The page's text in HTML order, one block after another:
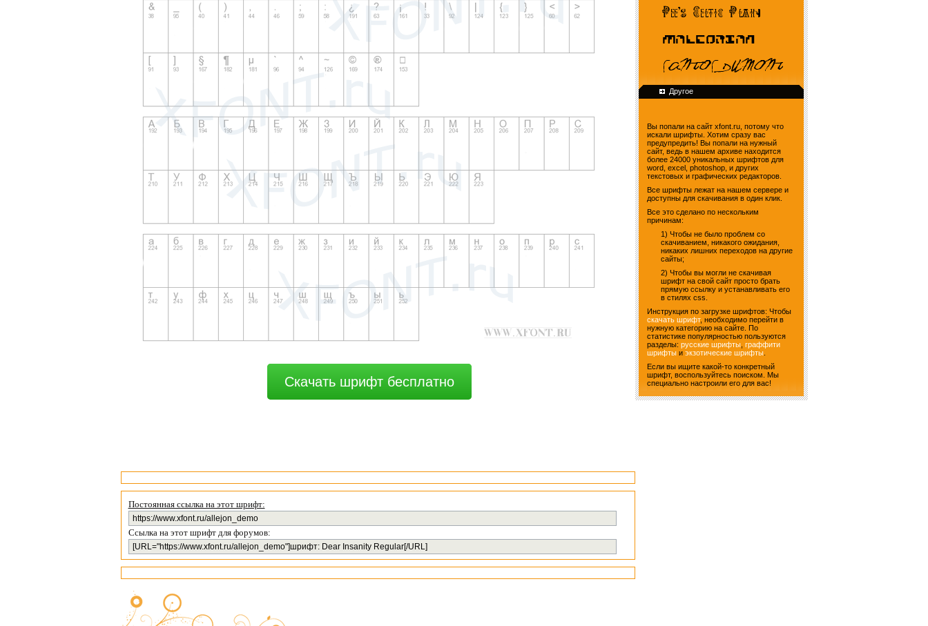
Скачать шрифт бесплатно
Постоянная ссылка на этот шрифт:
Ссылка на этот шрифт для форумов:
Другое
Вы попали на сайт xfont.ru, потому что
искали шрифты. Хотим сразу вас
предупредить! Вы попали на нужный
сайт, ведь в нашем архиве находится
более 24000 уникальных шрифтов для
word, excel, photoshop, и других
текстовых и графических редакторов.
Все шрифты лежат на нашем сервере и
доступны для скачивания в один клик.
Все это сделано по нескольким
причинам:
1) Чтобы не было проблем со
скачиванием, никакого ожидания,
никаких лишних переходов на другие
сайты;
2) Чтобы вы могли не скачивая
шрифт на свой сайт просто брать
прямую ссылку и устанавливать его
в стилях css.
Инструкция по загрузке шрифтов: Чтобы
скачать шрифт, необходимо перейти в
нужную категорию на сайте. По
статистике популярностью пользуются
разделы: русские шрифты, граффити
шрифтыи экзотические шрифты.
Если вы ищите какой-то конкретный
шрифт, воспользуйтесь поиском. Мы
специально настроили его для вас!